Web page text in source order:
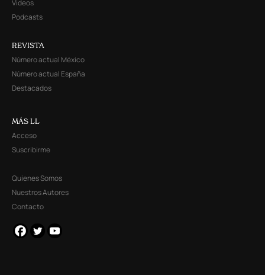
Videos
Podcasts
REVISTA
Número actual México
Número actual España
Destacados
MÁS LL
Acceso
Suscribirme
Quienes Somos
Nuestros Autores
Contacto